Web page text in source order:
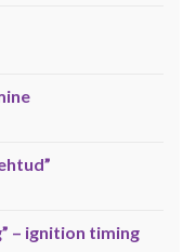
– ignition timing